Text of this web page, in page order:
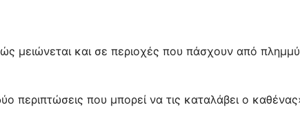
μειώνεται και σε περιοχές που πάσχουν από
περιπτώσεις που μπορεί να τις καταλάβει ο